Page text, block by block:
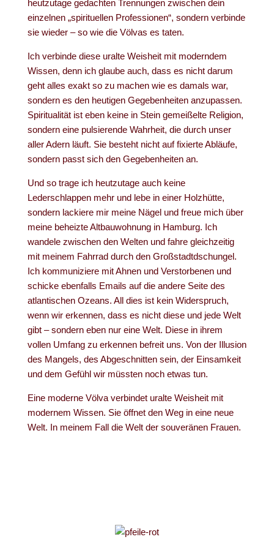
heutzutage gedachten Trennungen zwischen dein
einzelnen „spirituellen Professionen“, sondern verbinde
sie wieder – so wie die Völvas es taten.
Ich verbinde diese uralte Weisheit mit moderndem
Wissen, denn ich glaube auch, dass es nicht darum
geht alles exakt so zu machen wie es damals war,
sondern es den heutigen Gegebenheiten anzupassen.
Spiritualität ist eben keine in Stein gemeißelte Religion,
sondern eine pulsierende Wahrheit, die durch unser
aller Adern läuft. Sie besteht nicht auf fixierte Abläufe,
sondern passt sich den Gegebenheiten an.
Und so trage ich heutzutage auch keine
Lederschlappen mehr und lebe in einer Holzhütte,
sondern lackiere mir meine Nägel und freue mich über
meine beheizte Altbauwohnung in Hamburg. Ich
wandele zwischen den Welten und fahre gleichzeitig
mit meinem Fahrrad durch den Großstadtdschungel.
Ich kommuniziere mit Ahnen und Verstorbenen und
schicke ebenfalls Emails auf die andere Seite des
atlantischen Ozeans. All dies ist kein Widerspruch,
wenn wir erkennen, dass es nicht diese und jede Welt
gibt – sondern eben nur eine Welt. Diese in ihrem
vollen Umfang zu erkennen befreit uns. Von der Illusion
des Mangels, des Abgeschnitten sein, der Einsamkeit
und dem Gefühl wir müssten noch etwas tun.
Eine moderne Völva verbindet uralte Weisheit mit
modernem Wissen. Sie öffnet den Weg in eine neue
Welt. In meinem Fall die Welt der souveränen Frauen.